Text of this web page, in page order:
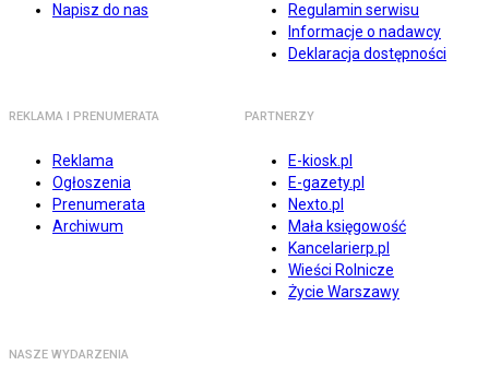
Napisz do nas
Regulamin serwisu
Informacje o nadawcy
Deklaracja dostępności
REKLAMA I PRENUMERATA
Reklama
Ogłoszenia
Prenumerata
Archiwum
PARTNERZY
E-kiosk.pl
E-gazety.pl
Nexto.pl
Mała księgowość
Kancelarierp.pl
Wieści Rolnicze
Życie Warszawy
NASZE WYDARZENIA